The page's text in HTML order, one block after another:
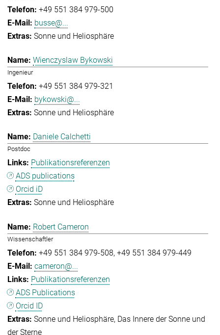
+49 551 384 979-500
busse@...
Sonne und Heliosphäre
Wienczyslaw Bykowski
Ingenieur
+49 551 384 979-321
bykowski@...
Sonne und Heliosphäre
Daniele Calchetti
Postdoc
Publikationsreferenzen
ADS publications
Orcid iD
Sonne und Heliosphäre
Robert Cameron
Wissenschaftler
+49 551 384 979-508 +49 551 384 979-449
cameron@...
Publikationsreferenzen
ADS Publications
Orcid ID
Sonne und Heliosphäre Das Innere der Sonne und
der Sterne